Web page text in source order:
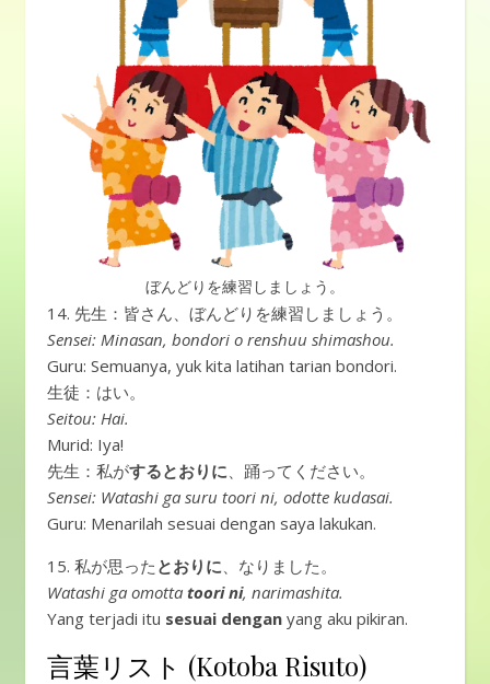
ぼんどりを練習しましょう。
14. 先生：皆さん、ぼんどりを練習しましょう。
Sensei: Minasan, bondori o renshuu shimashou.
Guru: Semuanya, yuk kita latihan tarian bondori.
生徒：はい。
Seitou: Hai.
Murid: Iya!
先生：私がするとおりに、踊ってください。
Sensei: Watashi ga suru toori ni, odotte kudasai.
Guru: Menarilah sesuai dengan saya lakukan.
15. 私が思った とおりに、なりました。
Watashi ga omotta toori ni, narimashita.
Yang terjadi itu sesuai dengan yang aku pikiran.
言葉リスト (Kotoba Risuto)